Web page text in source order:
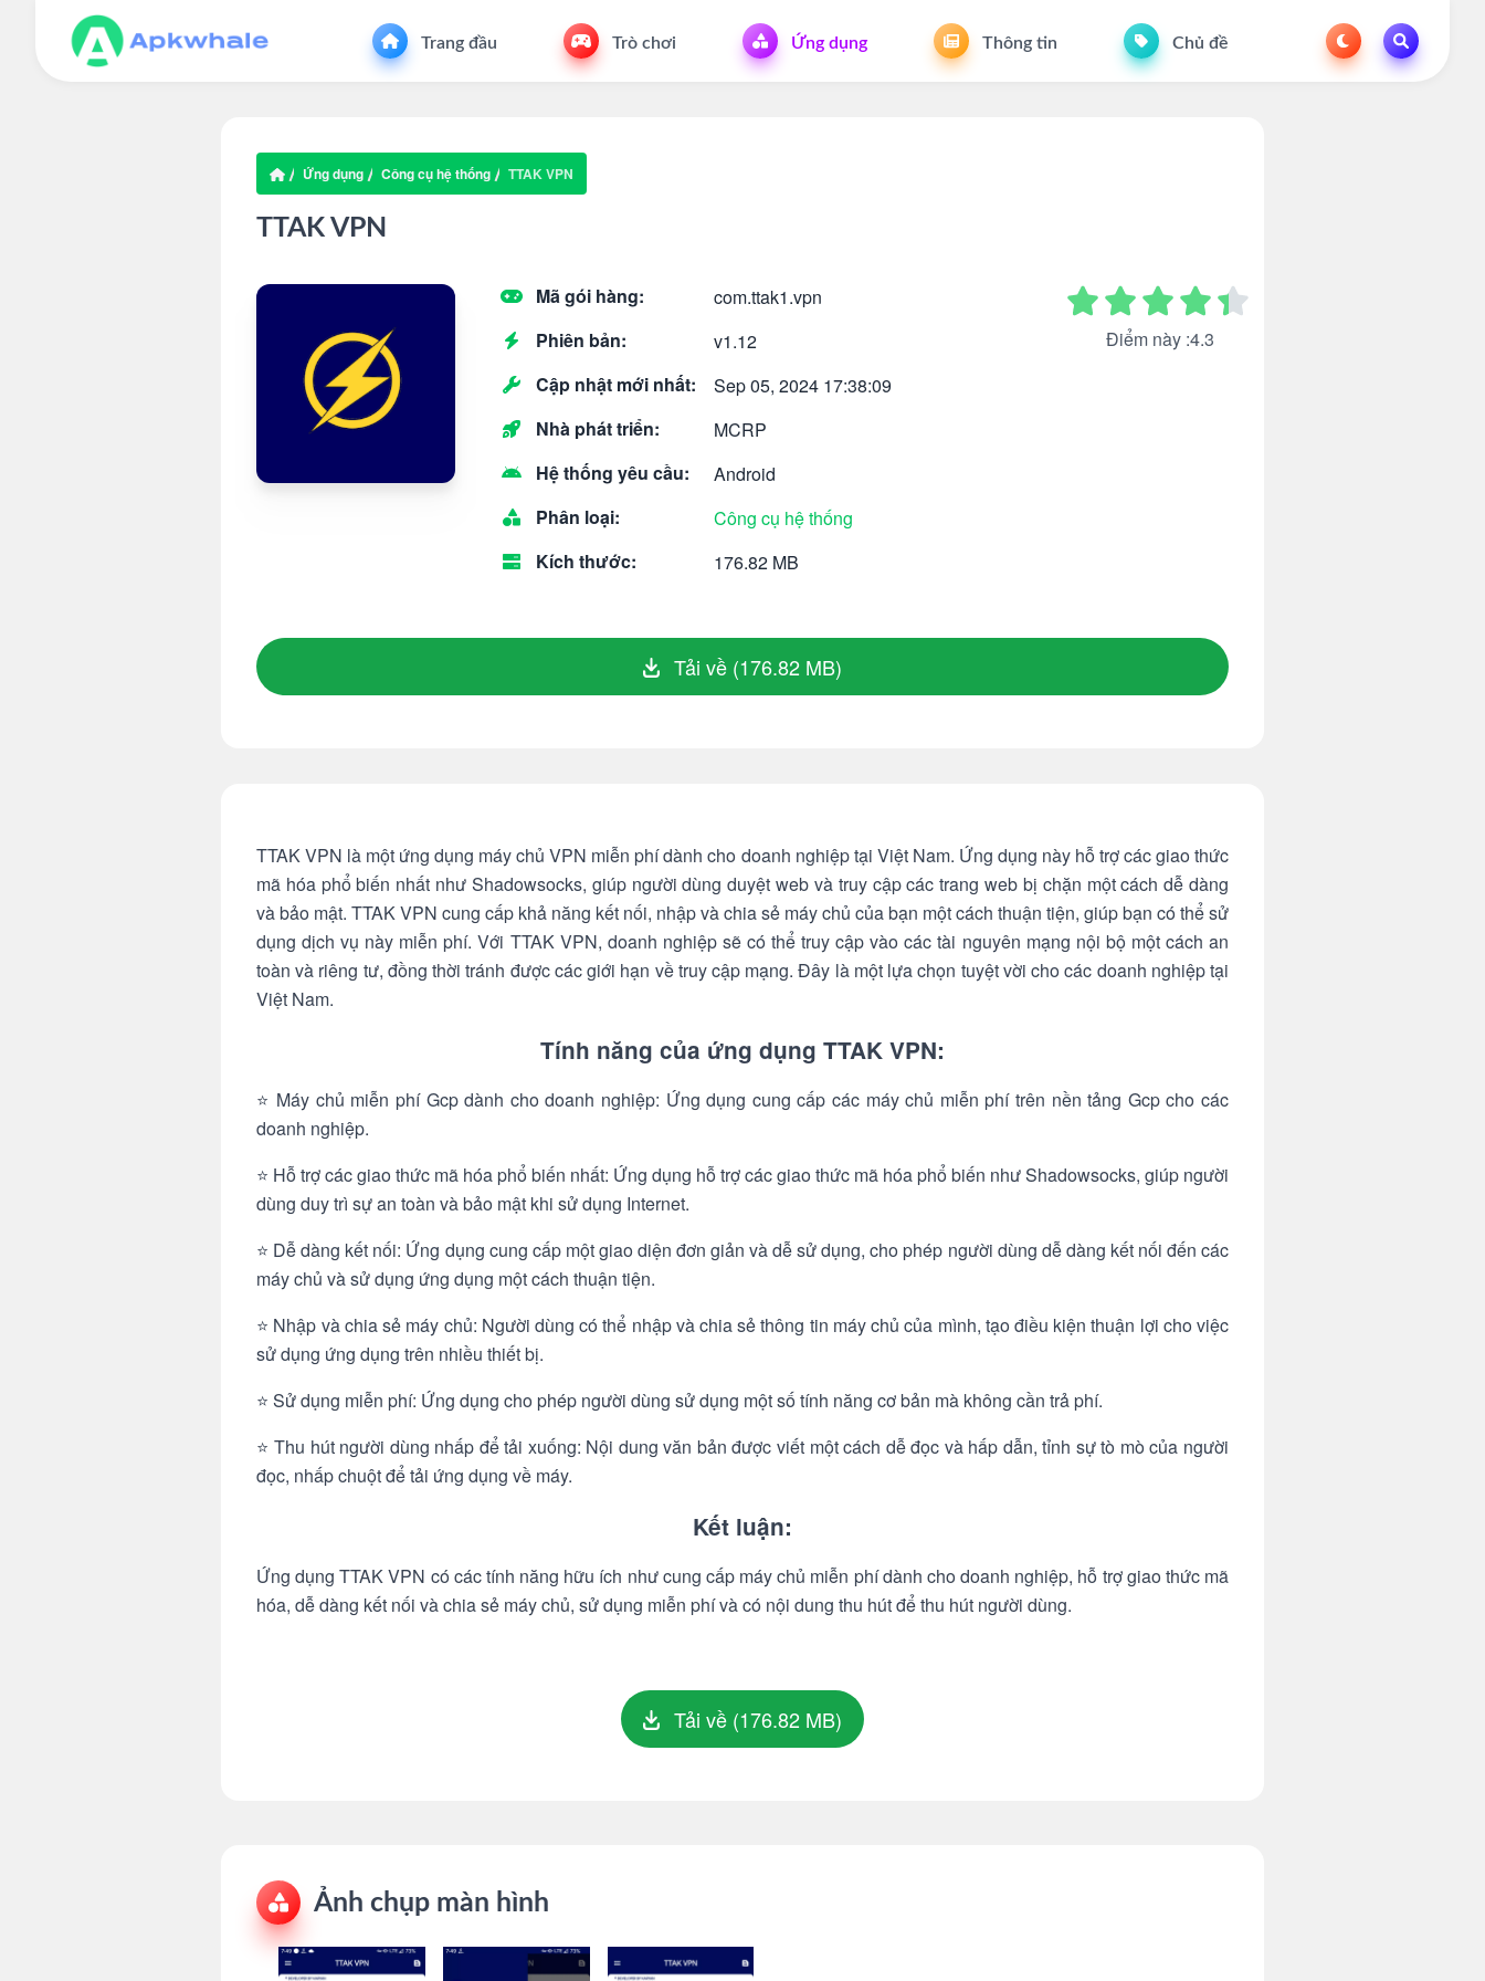
Trang đầu Trò chơi Ứng dụng Thông tin Chủ đề
Ứng dụng Công cụ hệ thống TTAK VPN
TTAK VPN
Mã gói hàng:
com.ttak1.vpn
Phiên bản:
v1.12
Cập nhật mới nhất:
Sep 05, 2024 17:38:09
Nhà phát triển:
MCRP
Hệ thống yêu cầu:
Android
Phân loại:
Công cụ hệ thống
Kích thước:
176.82 MB
Điểm này :4.3
Tải về (176.82 MB)
TTAK VPN là một ứng dụng máy chủ VPN miễn phí dành cho doanh nghiệp tại Việt Nam. Ứng dụng này hỗ trợ các giao thức
mã hóa phổ biến nhất như Shadowsocks, giúp người dùng duyệt web và truy cập các trang web bị chặn một cách dễ dàng
và bảo mật. TTAK VPN cung cấp khả năng kết nối, nhập và chia sẻ máy chủ của bạn một cách thuận tiện, giúp bạn có thể sử
dụng dịch vụ này miễn phí. Với TTAK VPN, doanh nghiệp sẽ có thể truy cập vào các tài nguyên mạng nội bộ một cách an
toàn và riêng tư, đồng thời tránh được các giới hạn về truy cập mạng. Đây là một lựa chọn tuyệt vời cho các doanh nghiệp tại
Việt Nam.
Tính năng của ứng dụng TTAK VPN:
⭐ Máy chủ miễn phí Gcp dành cho doanh nghiệp: Ứng dụng cung cấp các máy chủ miễn phí trên nền tảng Gcp cho các
doanh nghiệp.
⭐ Hỗ trợ các giao thức mã hóa phổ biến nhất: Ứng dụng hỗ trợ các giao thức mã hóa phổ biến như Shadowsocks, giúp người
dùng duy trì sự an toàn và bảo mật khi sử dụng Internet.
⭐ Dễ dàng kết nối: Ứng dụng cung cấp một giao diện đơn giản và dễ sử dụng, cho phép người dùng dễ dàng kết nối đến các
máy chủ và sử dụng ứng dụng một cách thuận tiện.
⭐ Nhập và chia sẻ máy chủ: Người dùng có thể nhập và chia sẻ thông tin máy chủ của mình, tạo điều kiện thuận lợi cho việc
sử dụng ứng dụng trên nhiều thiết bị.
⭐ Sử dụng miễn phí: Ứng dụng cho phép người dùng sử dụng một số tính năng cơ bản mà không cần trả phí.
⭐ Thu hút người dùng nhấp để tải xuống: Nội dung văn bản được viết một cách dễ đọc và hấp dẫn, tỉnh sự tò mò của người
đọc, nhấp chuột để tải ứng dụng về máy.
Kết luận:
Ứng dụng TTAK VPN có các tính năng hữu ích như cung cấp máy chủ miễn phí dành cho doanh nghiệp, hỗ trợ giao thức mã
hóa, dễ dàng kết nối và chia sẻ máy chủ, sử dụng miễn phí và có nội dung thu hút để thu hút người dùng.
Tải về (176.82 MB)
Ảnh chụp màn hình